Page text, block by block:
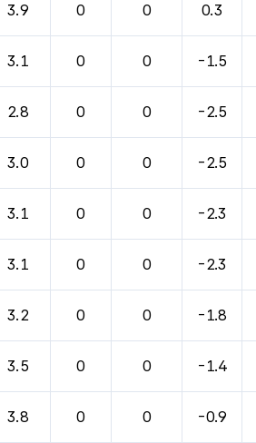
3.9 0 0 0.3
3.1 0 0 -1.5
2.8 0 0 -2.5
3.0 0 0 -2.5
3.1 0 0 -2.3
3.1 0 0 -2.3
3.2 0 0 -1.8
3.5 0 0 -1.4
3.8 0 0 -0.9